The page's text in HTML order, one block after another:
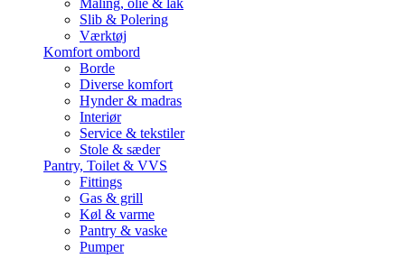
Maling, olie & lak
Slib & Polering
Værktøj
Komfort ombord
Borde
Diverse komfort
Hynder & madras
Interiør
Service & tekstiler
Stole & sæder
Pantry, Toilet & VVS
Fittings
Gas & grill
Køl & varme
Pantry & vaske
Pumper